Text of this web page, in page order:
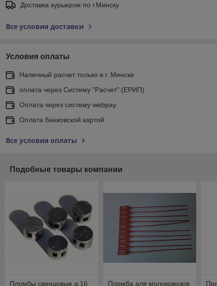
Доставка курьером по г.Минску
Все условия доставки
Условия оплаты
Наличный расчет только в г. Минске
оплата через Систему "Расчет" (ЕРИП)
Оплата через систему webpay
Оплата банковской картой
Все условия оплаты
Подобные товары компании
Пломбы свинцовые д.16
Пломба для молоковозов